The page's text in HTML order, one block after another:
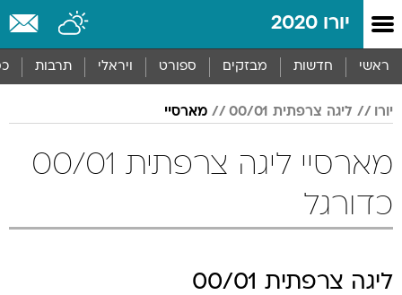
יורו 2020
ראשי חדשות מבזקים ספורט ויראלי תרבות
יורו ליגה צרפתית 00/01 מארסיי
מארסיי ליגה צרפתית 00/01
כדורגל
ליגה צרפתית 00/01